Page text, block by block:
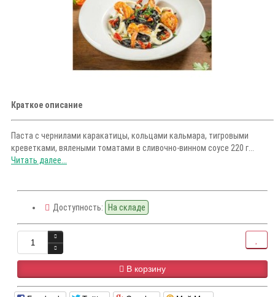
Краткое описание
Паста с чернилами каракатицы, кольцами кальмара, тигровыми
креветками, вялеными томатами в сливочно-винном соусе 220 г...
Читать далее...
Доступность: На складе
В корзину